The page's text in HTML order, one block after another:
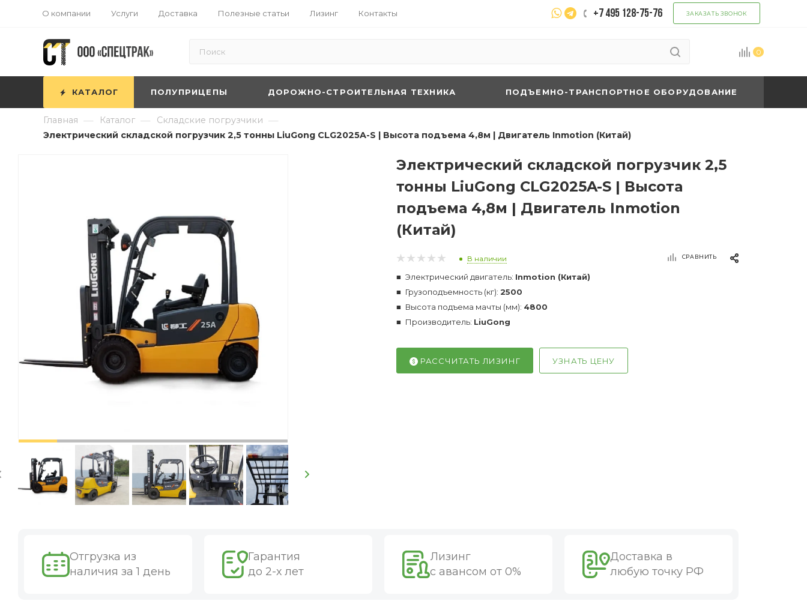
О компании Услуги Доставка Полезные статьи Лизинг Контакты +7 495 128-75-76 ЗАКАЗАТЬ ЗВОНОК
0
КАТАЛОГ ПОЛУПРИЦЕПЫ ДОРОЖНО-СТРОИТЕЛЬНАЯ ТЕХНИКА ПОДЪЕМНО-ТРАНСПОРТНОЕ ОБОРУДОВАНИЕ
Главная — Каталог — Складские погрузчики —
Электрический складской погрузчик 2,5 тонны LiuGong CLG2025A-S | Высота подъема 4,8м | Двигатель Inmotion (Китай)
Электрический складской погрузчик 2,5
тонны LiuGong CLG2025A-S | Высота
подъема 4,8м | Двигатель Inmotion
(Китай)
В наличии СРАВНИТЬ
Электрический двигатель: Inmotion (Китай)
Грузоподъемность (кг): 2500
Высота подъема мачты (мм): 4800
Производитель: LiuGong
РАССЧИТАТЬ ЛИЗИНГ УЗНАТЬ ЦЕНУ
Отгрузка из
наличия за 1 день
Гарантия
до 2-х лет
Лизинг
с авансом от 0%
Доставка в
любую точку РФ